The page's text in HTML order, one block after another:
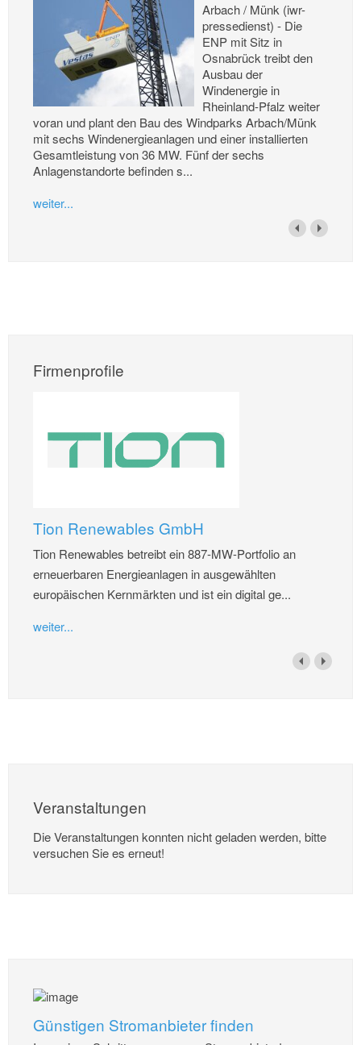
Arbach / Münk (iwr-
pressedienst) - Die
ENP mit Sitz in
Osnabrück treibt den
Ausbau der
Windenergie in
Rheinland-Pfalz weiter
voran und plant den Bau des Windparks Arbach/Münk
mit sechs Windenergieanlagen und einer installierten
Gesamtleistung von 36 MW. Fünf der sechs
Anlagenstandorte befinden s...
weiter...
Firmenprofile
Tion Renewables GmbH
Tion Renewables betreibt ein 887-MW-Portfolio an
erneuerbaren Energieanlagen in ausgewählten
europäischen Kernmärkten und ist ein digital ge...
weiter...
Veranstaltungen
Die Veranstaltungen konnten nicht geladen werden, bitte
versuchen Sie es erneut!
Günstigen Stromanbieter finden